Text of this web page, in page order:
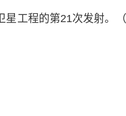
工程的第21次发射。